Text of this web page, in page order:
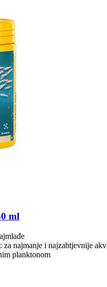
ml
za najmanje i najzahtjevnije
planktonom